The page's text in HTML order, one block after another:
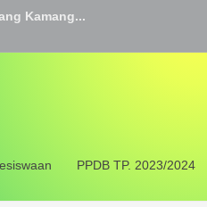
Kamang...
TA.2025/2026...
SMKN 1 TILATANG KAMANG...
Terbaik SMKN 1 Tilatang...
!!!...
PPDB TP. 2023/2024